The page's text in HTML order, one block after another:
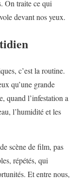
On traite ce qui
devant nos yeux.
c’est la routine.
qu’une grande
quand l’infestation a
l’humidité et les
scène de film, pas
répétés, qui
Et entre nous,